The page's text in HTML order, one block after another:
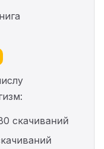
скачиваний